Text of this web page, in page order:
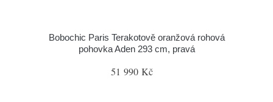
Bobochic Paris Terakotově oranžová rohová
pohovka Aden 293 cm, pravá
51 990 Kč